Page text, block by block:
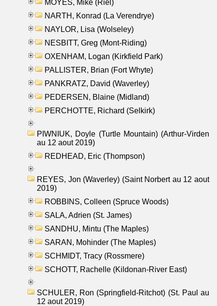
MOYES, Mike (Riel)
NARTH, Konrad (La Verendrye)
NAYLOR, Lisa (Wolseley)
NESBITT, Greg (Mont-Riding)
OXENHAM, Logan (Kirkfield Park)
PALLISTER, Brian (Fort Whyte)
PANKRATZ, David (Waverley)
PEDERSEN, Blaine (Midland)
PERCHOTTE, Richard (Selkirk)
PIWNIUK, Doyle (Turtle Mountain) (Arthur-Virden
au 12 aout 2019)
REDHEAD, Eric (Thompson)
REYES, Jon (Waverley) (Saint Norbert au 12 aout
2019)
ROBBINS, Colleen (Spruce Woods)
SALA, Adrien (St. James)
SANDHU, Mintu (The Maples)
SARAN, Mohinder (The Maples)
SCHMIDT, Tracy (Rossmere)
SCHOTT, Rachelle (Kildonan-River East)
SCHULER, Ron (Springfield-Ritchot) (St. Paul au
12 aout 2019)